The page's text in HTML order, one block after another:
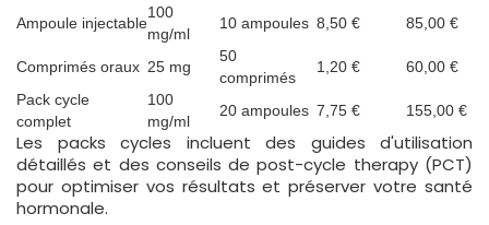
Ampoule injectable
100
mg/ml
10 ampoules 8,50 € 85,00 €
Comprimés oraux 25 mg
50
comprimés
1,20 €
60,00 €
Pack cycle
complet
100
mg/ml
20 ampoules 7,75 € 155,00 €
Les packs cycles incluent des guides d'utilisation
détaillés et des conseils de post-cycle therapy (PCT)
pour optimiser vos résultats et préserver votre santé
hormonale.